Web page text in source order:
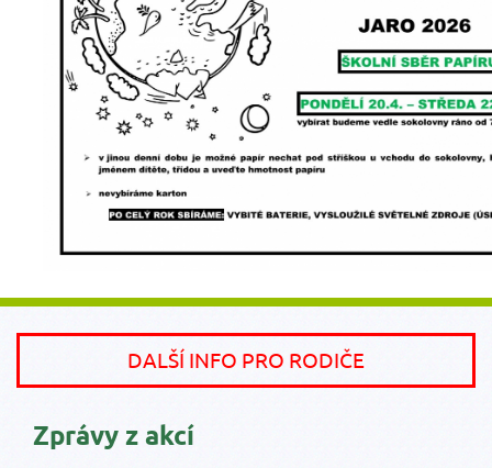
DALŠÍ INFO PRO RODIČE
Zprávy z akcí